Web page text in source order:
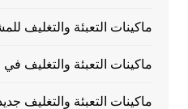
ماكينات التعبئة والتغليف
ماكينات التعبئة والتغليف
ماكينات التعبئة والتغليف